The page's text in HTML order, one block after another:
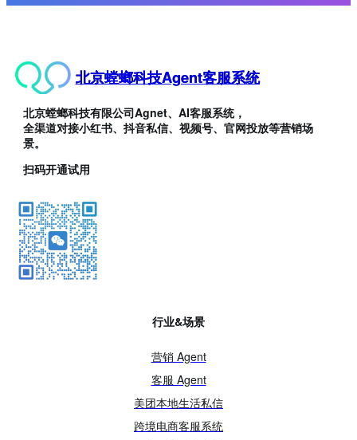
北京螳螂科技Agent客服系统
北京螳螂科技有限公司Agnet、AI客服系统，
全渠道对接小红书、抖音私信、视频号、官网投放等营销场
景。
扫码开通试用
行业&场景
营销 Agent
客服 Agent
美团本地生活私信
跨境电商客服系统